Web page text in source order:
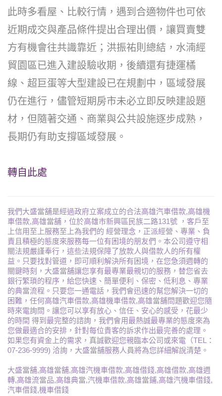
此時多看屋、比較行情，遇到合適物件也可依
近期成交與產品條件提出合理出價，讓買賣雙
方有機會往共識靠近；洪振祐則總結，水湳經
貿園區已進入建設驗收期，後續還有捷運橘
線、超巨蛋等大型建設已在規劃中，區域發展
仍在進行，儘管短期房市未必立即反映建設題
材，但隨著交通、商業與公共設施逐步成熟，
長期仍有助支撐區域發展。
轉自此處
我們大盛當舖是經過政府立案成立的合法高雄汽車借款,高雄機
車借款,高雄當舖，位於高雄市新興區民族二路131號 ，客戶至
上信用至上服務至上為我們的 經營理念，正派經營、專業、負
責且積極的態度來服務每一位有困境的朋友們。本公司遵守相
關法規嚴謹奉行，這些法規保障了放款人與借款人的所有權
益。只要找對管道，即可順利解決所有困境，在您急須週轉的
關鍵時刻，大盛當舖讓您享有最專業最親切的服務，替您省去
銀行繁瑣的程序，給您快速、簡單便利、保密、低利息、專業
的典當流程。只要您一通電話，我們會迅速的幫您解決一切的
困難，任何高雄汽車借款,高雄機車借款,高雄當舖問題歡迎您隨
時來電詢問。讓您可以享有放心、信任、安心的感受，花最少
的時間 得到最完整的諮詢，我們會用最熱誠最專業的態度來為
您做最適合的安排，針對每位貴客的訴求作出最完善的處理。
如果您有資金上的需求，真誠歡迎您親臨本公司或來電（TEL：
07-236-9999) 洽詢，大盛當舖服務人員將為您詳細解說清楚。
大盛當舖,高雄當舖,高雄汽機車借款,高雄借錢,高雄借款,高雄週
轉,高雄流當品,高雄典當,汽機車借款,高雄當鋪,高雄汽機車借錢,
汽車借錢,機車借錢